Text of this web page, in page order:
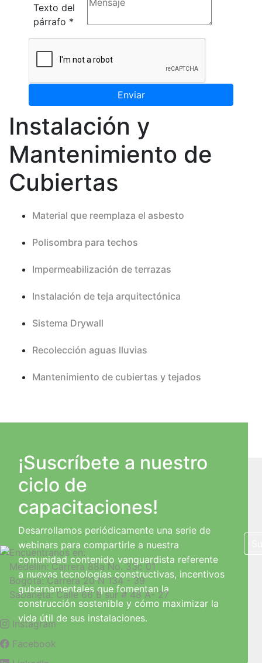
Texto del
párrafo *
Enviar
Instalación y
Mantenimiento de
Cubiertas
Material que reemplaza el asbesto
Polisombra para techos
Impermeabilización de terrazas
Instalación de teja arquitectónica
Sistema Drywall
Recolección aguas lluvias
Mantenimiento de cubiertas y tejados
¡Suscríbete a nuestro
ciclo de
capacitaciones!
Desarrollamos periódicamente una serie de
webinars para compartirle a nuestra
comunidad contenido vanguardista referente
a nuevas tecnologías constructivas, incentivos
gubernamentales que fomentan la
construcción sostenible y cómo maximizar la
vida útil de sus instalaciones.
Encuéntranos en:
Medellín: Carrera 88a No. 33c 01
Bogotá: Carrera 20 N 134 - 39
Sabaneta: Calle 66 B sur # 48 A- 27
Instagram
Facebook